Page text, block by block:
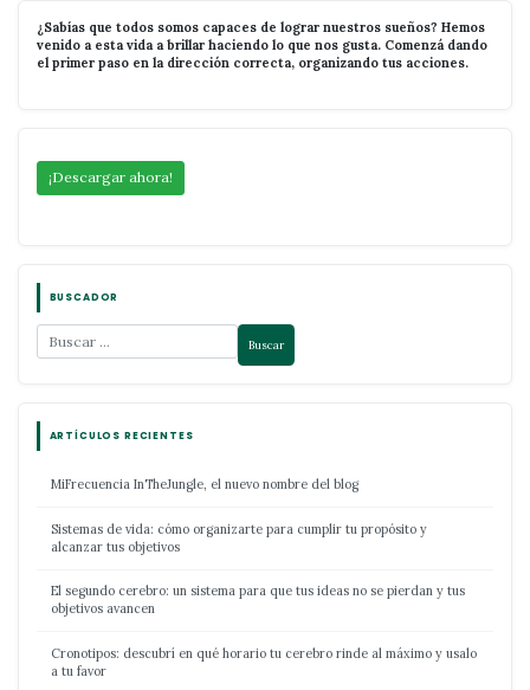
¿Sabías que todos somos capaces de lograr nuestros sueños? Hemos
venido a esta vida a brillar haciendo lo que nos gusta. Comenzá dando
el primer paso en la dirección correcta, organizando tus acciones.
¡Descargar ahora!
BUSCADOR
ARTÍCULOS RECIENTES
MiFrecuencia InTheJungle, el nuevo nombre del blog
Sistemas de vida: cómo organizarte para cumplir tu propósito y
alcanzar tus objetivos
El segundo cerebro: un sistema para que tus ideas no se pierdan y tus
objetivos avancen
Cronotipos: descubrí en qué horario tu cerebro rinde al máximo y usalo
a tu favor